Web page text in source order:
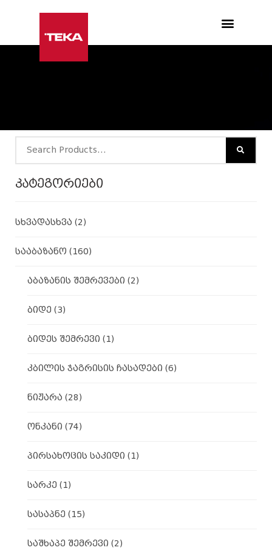
კატეგორიები
სხვადასხვა (2)
სააბაზანო (160)
აბაზანის შემრევები (2)
ბიდე (3)
ბიდეს შემრევი (1)
კბილის ჯაგრისის ჩასადები (6)
ნიჟარა (28)
ონკანი (74)
პირსახოცის საკიდი (1)
სარკე (1)
სასაპნე (15)
საშხაპე შემრევი (2)